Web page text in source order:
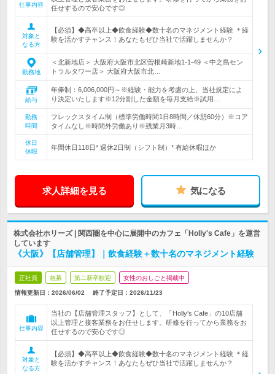
仕事内容
任せするので安心です◎
対象と
なる方
【必須】◆高卒以上◆飲食経験◆数十名のマネジメント経験 ＊経
験を活かすチャンス！あなたもぜひ当社で活躍しませんか？
勤務地
＜北新地店＞ 大阪府大阪市北区曽根崎新地1-1-49 ＜中之島セン
トラルタワー店＞ 大阪府大阪市北…
給与
年俸制：6,006,000円～※経験・能力を考慮の上、当社規定によ
り決定いたします※12分割した金額を毎月支給※試用…
勤務
時間
フレックスタイム制（標準労働時間1日8時間／休憩60分）※コア
タイムなし※時間外労働あり※残業月3時…
休日
休暇
年間休日118日* 週休2日制（シフト制）* 有給休暇ほか
求人詳細を見る 気になる
株式会社ホリーズ | 関西圏を中心に展開中のカフェ「Holly's Cafe」を運営
しています
《大阪》【店舗管理】｜飲食経験＋数十名のマネジメント経験
正社員 急募 第二新卒歓迎 女性のおしごと掲載中
情報更新日：2026/06/02 終了予定日： 2026/11/23
仕事内容
当社の【店舗管理スタッフ】として、「Holly's Cafe」の10店舗
以上管理と接客業務をお任せします。研修を行ってから業務をお
任せするので安心です◎
対象と
なる方
【必須】◆高卒以上◆飲食経験◆数十名のマネジメント経験 ＊経
験を活かすチャンス！あなたもぜひ当社で活躍しませんか？